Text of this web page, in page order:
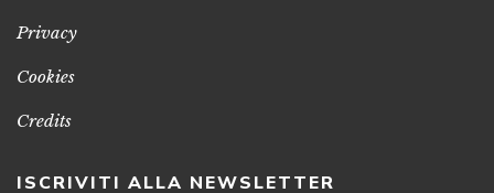
Privacy
Cookies
Credits
ISCRIVITI ALLA NEWSLETTER